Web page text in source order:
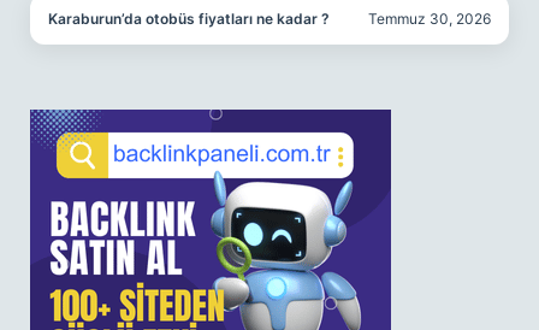
Karaburun’da otobüs fiyatları ne kadar ? Temmuz 30, 2026